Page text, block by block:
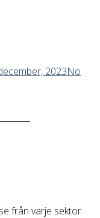
2023No
från varje sektor